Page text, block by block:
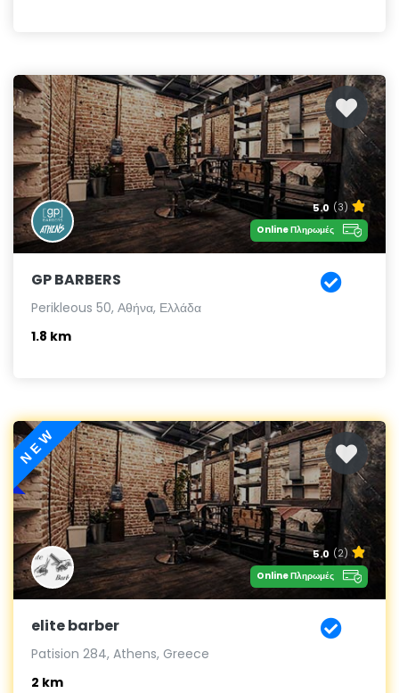
5.0 (3)
Online Πληρωμές
GP BARBERS
Perikleous 50, Αθήνα, Ελλάδα
1.8 km
NEW
5.0 (2)
Online Πληρωμές
elite barber
Patision 284, Athens, Greece
2 km